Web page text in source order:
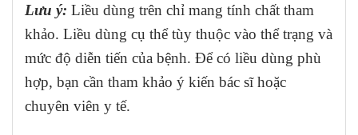
Lưu ý: Liều dùng trên chỉ mang tính chất tham
khảo. Liều dùng cụ thể tùy thuộc vào thể trạng và
mức độ diễn tiến của bệnh. Để có liều dùng phù
hợp, bạn cần tham khảo ý kiến bác sĩ hoặc
chuyên viên y tế.